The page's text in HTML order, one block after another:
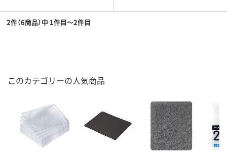
2件（6商品）中 1件目～2件目
このカテゴリーの人気商品